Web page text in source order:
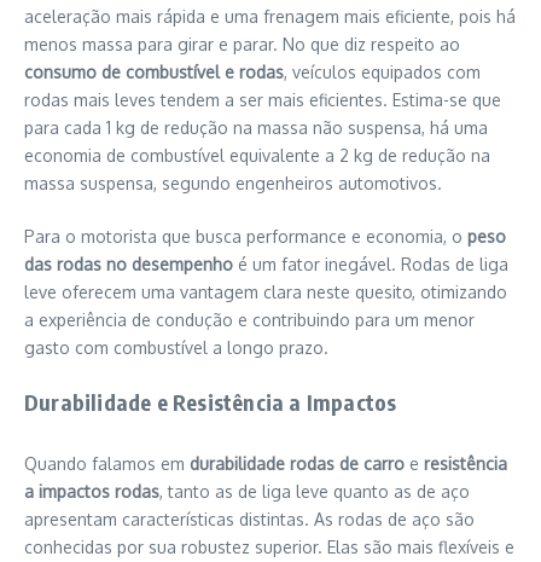
aceleração mais rápida e uma frenagem mais eficiente, pois há
menos massa para girar e parar. No que diz respeito ao
consumo de combustível e rodas, veículos equipados com
rodas mais leves tendem a ser mais eficientes. Estima-se que
para cada 1 kg de redução na massa não suspensa, há uma
economia de combustível equivalente a 2 kg de redução na
massa suspensa, segundo engenheiros automotivos.
Para o motorista que busca performance e economia, o peso
das rodas no desempenho é um fator inegável. Rodas de liga
leve oferecem uma vantagem clara neste quesito, otimizando
a experiência de condução e contribuindo para um menor
gasto com combustível a longo prazo.
Durabilidade e Resistência a Impactos
Quando falamos em durabilidade rodas de carro e resistência
a impactos rodas, tanto as de liga leve quanto as de aço
apresentam características distintas. As rodas de aço são
conhecidas por sua robustez superior. Elas são mais flexíveis e